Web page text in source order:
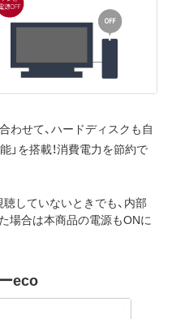
わせて、ハードディスクも自
」を搭載！消費電力を節約で
していないときでも、内部
場合は本商品の電源もONに
eco